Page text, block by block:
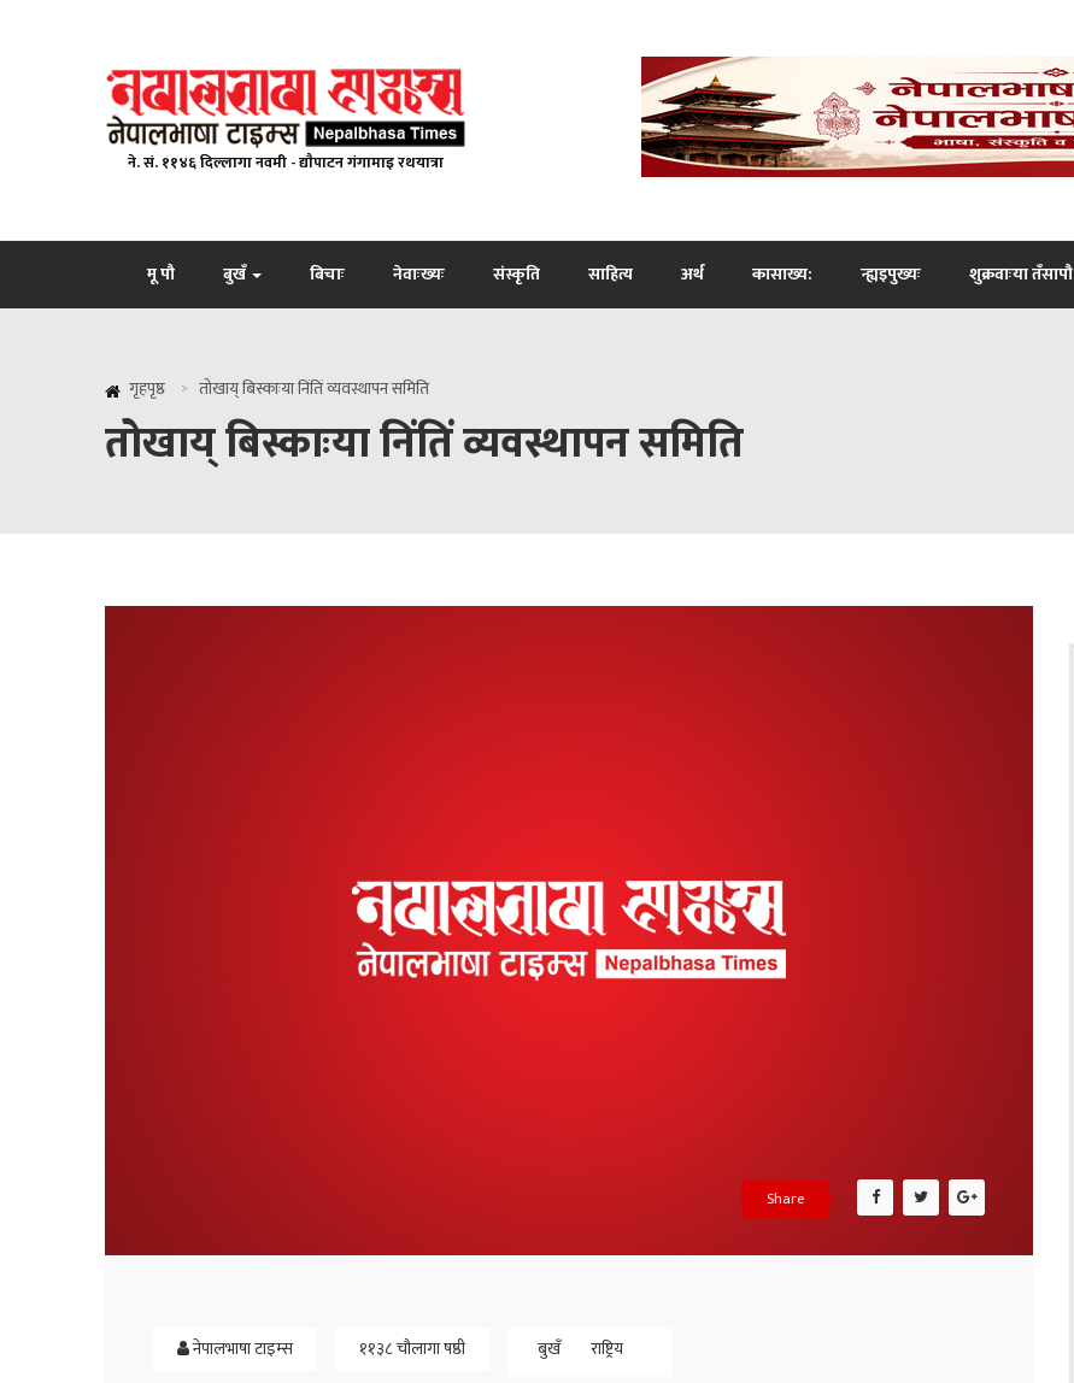
ने. सं. ११४६ दिल्लागा नवमी - द्याैपाटन गंगामाइ रथयात्रा
मू पौ बुखँ बिचाः नेवाःख्यः संस्कृति साहित्य अर्थ कासाख्य: न्ह्यइपुख्यः शुक्रवाःया तँसापौ
गृहपृष्ठ तोखाय् बिस्काःया निंतिं व्यवस्थापन समिति
तोखाय् बिस्काःया निंतिं व्यवस्थापन समिति
Share
नेपालभाषा टाइम्स ११३८ चौलागा षष्ठी बुखँ राष्ट्रिय